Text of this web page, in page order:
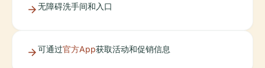
无障碍洗手间和入口
可通过官方App获取活动和促销信息